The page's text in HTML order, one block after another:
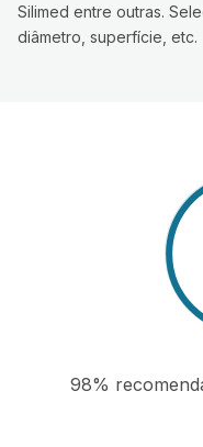
Silimed entre outras.
diâmetro, superfície, etc.
98%